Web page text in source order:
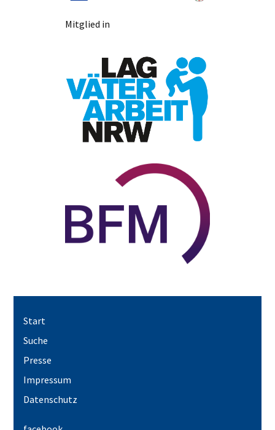
Mitglied in
Start
Suche
Presse
Impressum
Datenschutz